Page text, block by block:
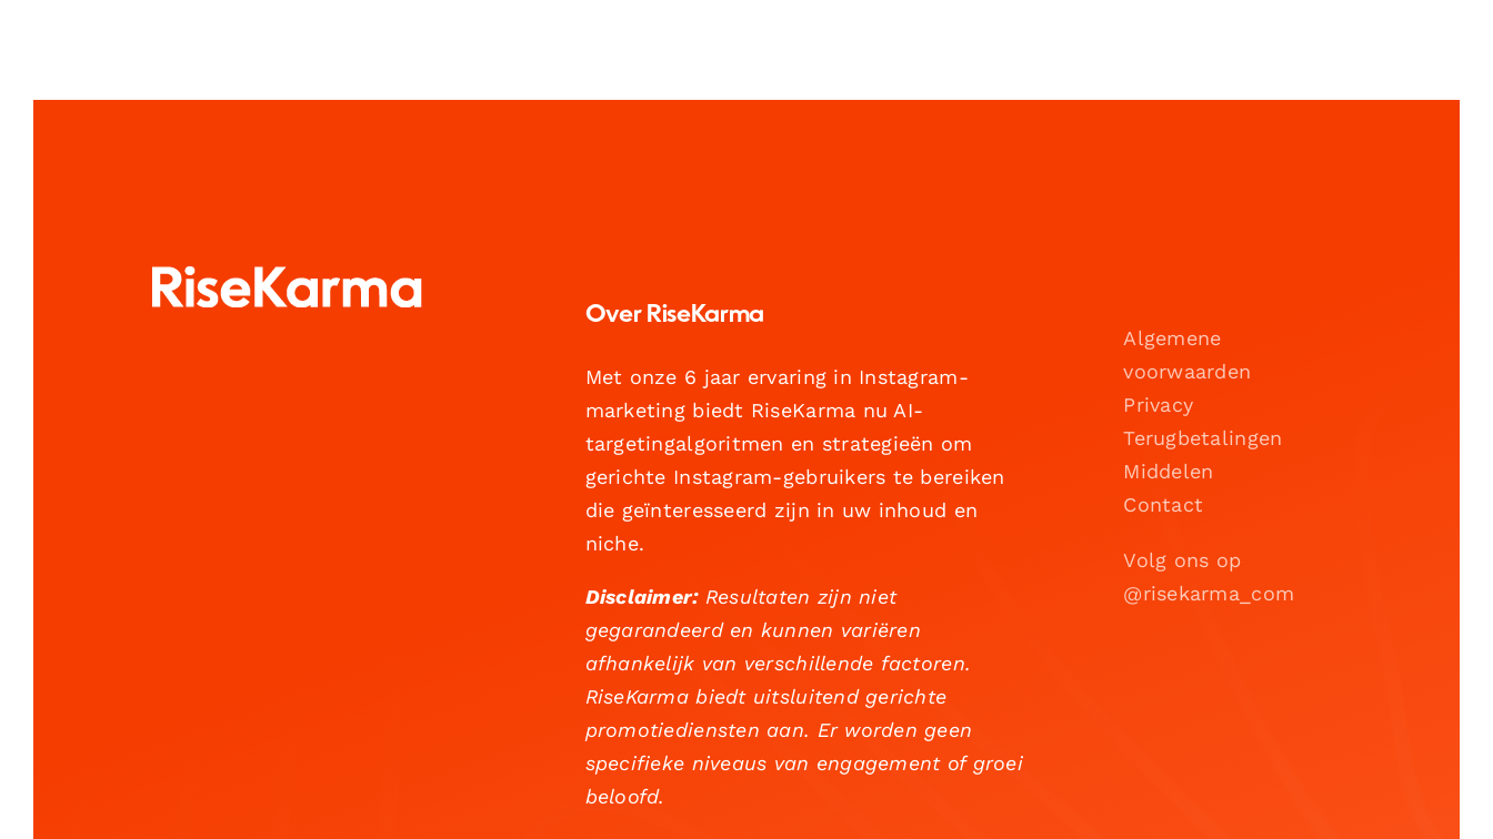
Over RiseKarma
Met onze 6 jaar ervaring in Instagram-
marketing biedt RiseKarma nu AI-
targetingalgoritmen en strategieën om
gerichte Instagram-gebruikers te bereiken
die geïnteresseerd zijn in uw inhoud en
niche.
Disclaimer:Resultaten zijn niet
gegarandeerd en kunnen variëren
afhankelijk van verschillende factoren.
RiseKarma biedt uitsluitend gerichte
promotiediensten aan. Er worden geen
specifieke niveaus van engagement of groei
beloofd.
Algemene
voorwaarden
Privacy
Terugbetalingen
Middelen
Contact
Volg ons op
@risekarma_com